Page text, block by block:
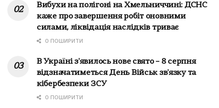
Вибухи на полігоні на Хмельниччині: ДСНС
каже про завершення робіт оновними
силами, ліквідація наслідків триває
0 ПОШИРИТИ
В Україні з'явилось нове свято – 8 серпня
відзначатиметься День Військ зв'язку та
кібербезпеки ЗСУ
0 ПОШИРИТИ